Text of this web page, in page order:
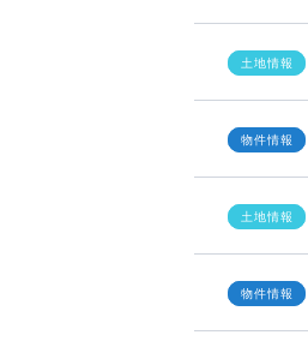
報
土地情報
物件情報
土地情報
物件情報